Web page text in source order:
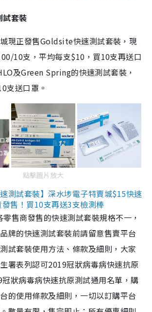
套裝
現正發售Goldsite快速測試套裝，現
10支，平均每支$10，買10支再送口
及Green Spring的快速測試套裝，
支送口罩。
點擊圖片放大
測試套裝】深水埗電子特賣城$15快速
售！買10支再送3支檢測棒
售商發售的快速測試套裝規格不一，
牌的快速測試套裝前請留意售賣平台
試套裝使用方法、條款及細則，大家
署表列認可2019冠狀病毒病快速抗原
狀病毒病快速抗原測試通用名單，購
的使用條款及細則，一切以訂購平台